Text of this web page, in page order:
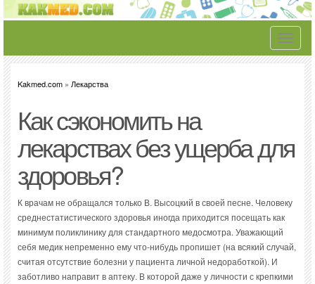
Toggle
Kakmed.com » Лекарства
Как сэкономить на
лекарствах без ущерба для
здоровья?
К врачам не обращался только В. Высоцкий в своей песне. Человеку
среднестатистического здоровья иногда приходится посещать как
минимум поликлинику для стандартного медосмотра. Уважающий
себя медик непременно ему что-нибудь пропишет (на всякий случай,
считая отсутствие болезни у пациента личной недоработкой). И
заботливо направит в аптеку. В которой даже у личности с крепкими